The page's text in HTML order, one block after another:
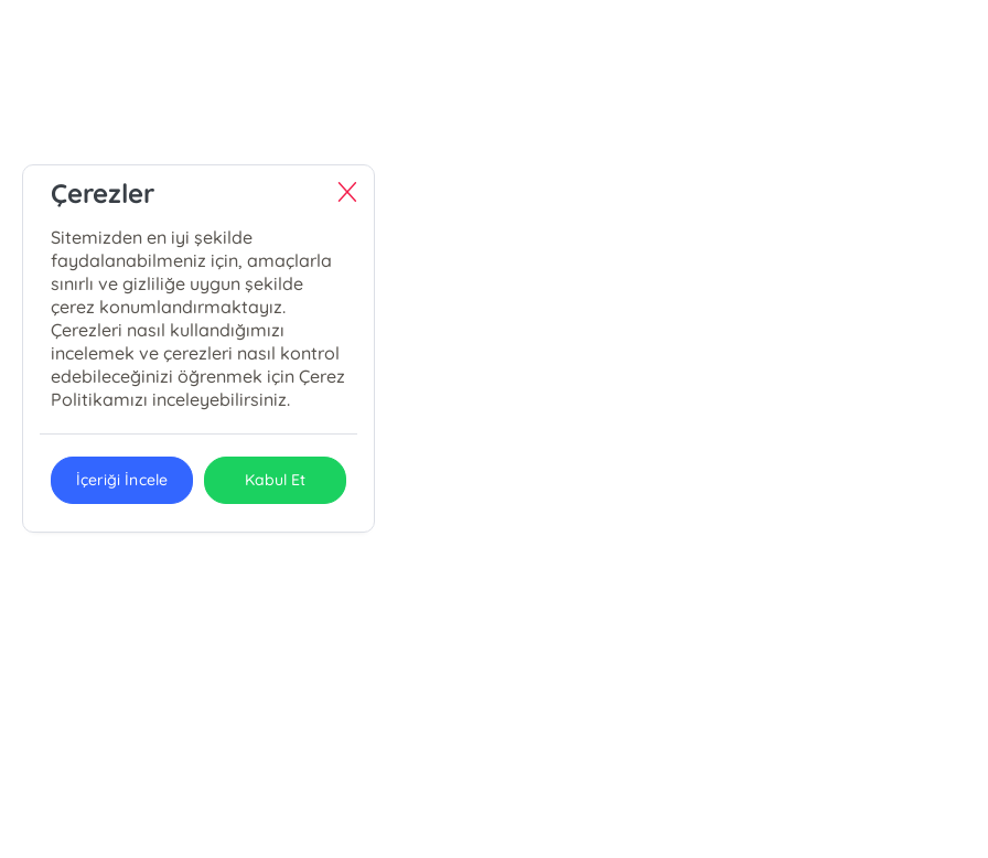
Çerezler
Sitemizden en iyi şekilde
faydalanabilmeniz için, amaçlarla
sınırlı ve gizliliğe uygun şekilde
çerez konumlandırmaktayız.
Çerezleri nasıl kullandığımızı
incelemek ve çerezleri nasıl kontrol
edebileceğinizi öğrenmek için Çerez
Politikamızı inceleyebilirsiniz.
İçeriği İncele Kabul Et